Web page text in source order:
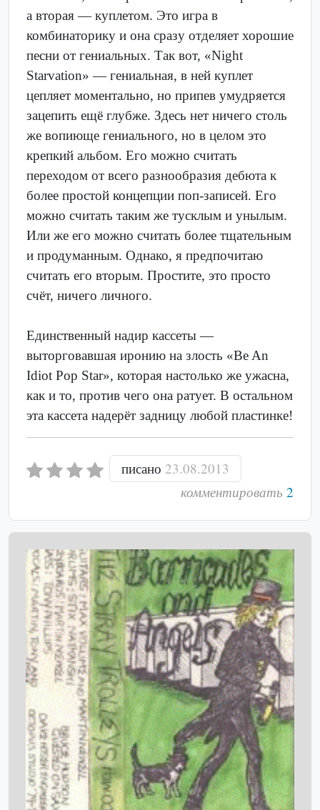
а вторая — куплетом. Это игра в
комбинаторику и она сразу отделяет хорошие
песни от гениальных. Так вот, «Night
Starvation» — гениальная, в ней куплет
цепляет моментально, но припев умудряется
зацепить ещё глубже. Здесь нет ничего столь
же вопиюще гениального, но в целом это
крепкий альбом. Его можно считать
переходом от всего разнообразия дебюта к
более простой концепции поп-записей. Его
можно считать таким же тусклым и унылым.
Или же его можно считать более тщательным
и продуманным. Однако, я предпочитаю
считать его вторым. Простите, это просто
счёт, ничего личного.
Единственный надир кассеты —
выторговавшая иронию на злость «Be An
Idiot Pop Star», которая настолько же ужасна,
как и то, против чего она ратует. В остальном
эта кассета надерёт задницу любой пластинке!
писано 23.08.2013
комментировать 2